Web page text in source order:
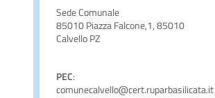
Sede Comunale
85010 Piazza Falcone,1, 85010
Calvello PZ
PEC:
comunecalvello@cert.ruparbasilicata.it